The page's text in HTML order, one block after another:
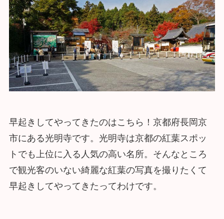
早起きしてやってきたのはこちら！京都府長岡京
市にある光明寺です。光明寺は京都の紅葉スポッ
トでも上位に入る人気の高い名所。そんなところ
で観光客のいない綺麗な紅葉の写真を撮りたくて
早起きしてやってきたってわけです。